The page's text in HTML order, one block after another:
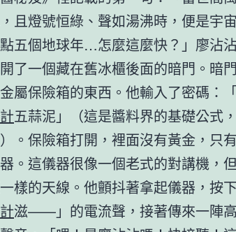
且燈號恒綠、聲如湯沸時，便是宇
五個地球年…怎麼這麼快？」廖沾
了一個藏在舊冰櫃後面的暗門。暗
屬保險箱的東西。他輸入了密碼：
五蒜泥」（這是醬料界的基礎公式
。保險箱打開，裡面沒有黃金，只
。這儀器很像一個老式的對講機，
樣的天線。他顫抖著拿起儀器，按
滋——」的電流聲，接著傳來一陣